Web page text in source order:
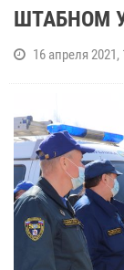
ШТАБНОМ
16 апреля 2021,